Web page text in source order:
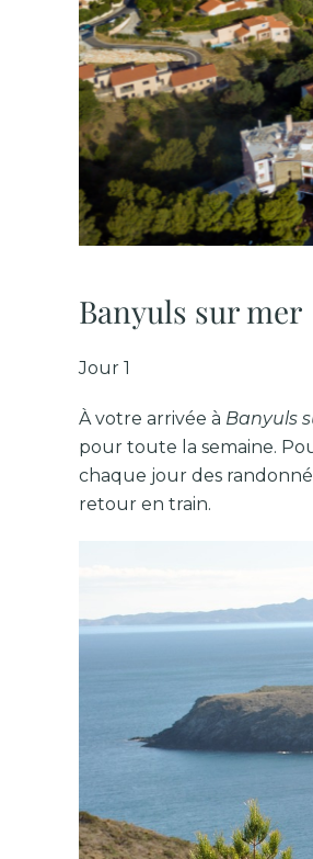
Banyuls sur mer
Jour 1
À votre arrivée à Banyuls
pour toute la semaine.
chaque jour des
retour en train.